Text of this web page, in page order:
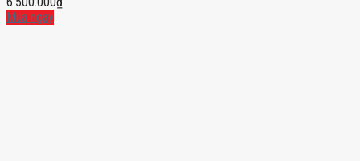
Mua ngay